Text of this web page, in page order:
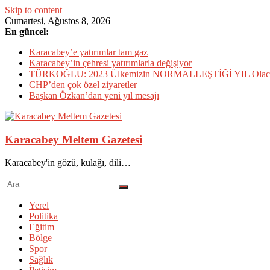
Skip to content
Cumartesi, Ağustos 8, 2026
En güncel:
Karacabey’e yatırımlar tam gaz
Karacabey’in çehresi yatırımlarla değişiyor
TÜRKOĞLU: 2023 Ülkemizin NORMALLEŞTİĞİ YIL
CHP’den çok özel ziyaretler
Başkan Özkan’dan yeni yıl mesajı
Karacabey Meltem Gazetesi
Karacabey'in gözü, kulağı, dili…
Yerel
Politika
Eğitim
Bölge
Spor
Sağlık